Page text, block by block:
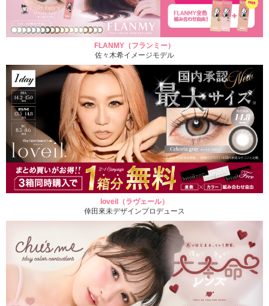
FLANMY（フランミー）
佐々木希イメージモデル
loveil（ラヴェール）
倖田來未デザインプロデュース